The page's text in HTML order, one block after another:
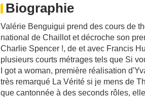
Biographie
Valérie Benguigui prend des cours de
national de Chaillot et décroche son
Charlie Spencer !, de et avec Francis
plusieurs courts métrages tels que Si
I got a woman, première réalisation
très remarqué La Vérité si je mens de
que cantonnée à des seconds rôles,